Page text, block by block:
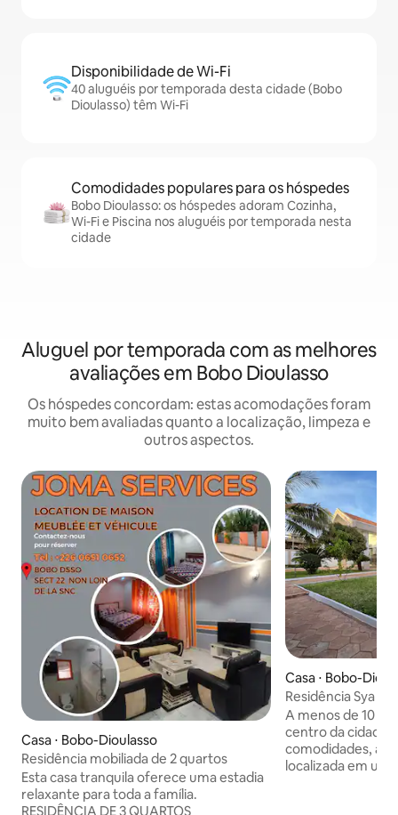
Disponibilidade de Wi-Fi
40 aluguéis por temporada desta cidade (Bobo
Dioulasso) têm Wi-Fi
Comodidades populares para os hóspedes
Bobo Dioulasso: os hóspedes adoram Cozinha,
Wi-Fi e Piscina nos aluguéis por temporada nesta
cidade
Aluguel por temporada com as melhores
avaliações em Bobo Dioulasso
Os hóspedes concordam: estas acomodações foram
muito bem avaliadas quanto a localização, limpeza e
outros aspectos.
Casa ⋅ Bobo-Dioulasso
Residência mobiliada de 2 quartos
Esta casa tranquila oferece uma estadia
relaxante para toda a família.
RESIDÊNCIA DE 3 QUARTOS
Casa ⋅ Bobo-
Residência Sya
A menos de 10
centro da cidade
comodidades, a
localizada em